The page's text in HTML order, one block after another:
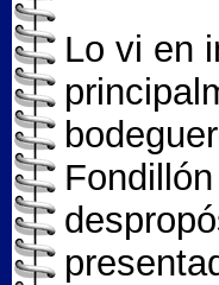
Lo vi en